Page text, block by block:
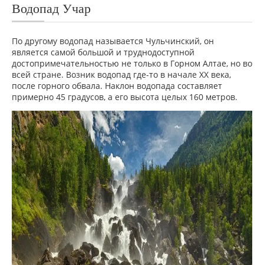
Водопад Учар
По другому водопад называется Чульчинский, он
является самой большой и труднодоступной
достопримечательностью не только в Горном Алтае, но во
всей стране. Возник водопад где-то в начале XX века,
после горного обвала. Наклон водопада составляет
примерно 45 градусов, а его высота целых 160 метров.